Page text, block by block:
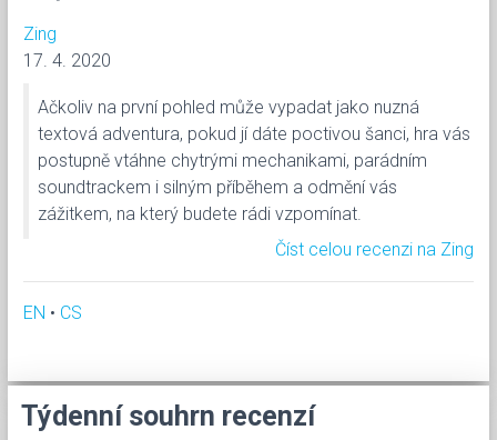
Zing
17. 4. 2020
Ačkoliv na první pohled může vypadat jako nuzná
textová adventura, pokud jí dáte poctivou šanci, hra vás
postupně vtáhne chytrými mechanikami, parádním
soundtrackem i silným příběhem a odmění vás
zážitkem, na který budete rádi vzpomínat.
Číst celou recenzi na Zing
EN • CS
Týdenní souhrn recenzí